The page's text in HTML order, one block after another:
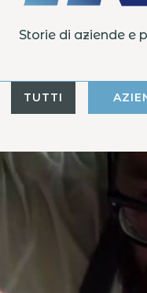
Storie di aziende e
TUTTI